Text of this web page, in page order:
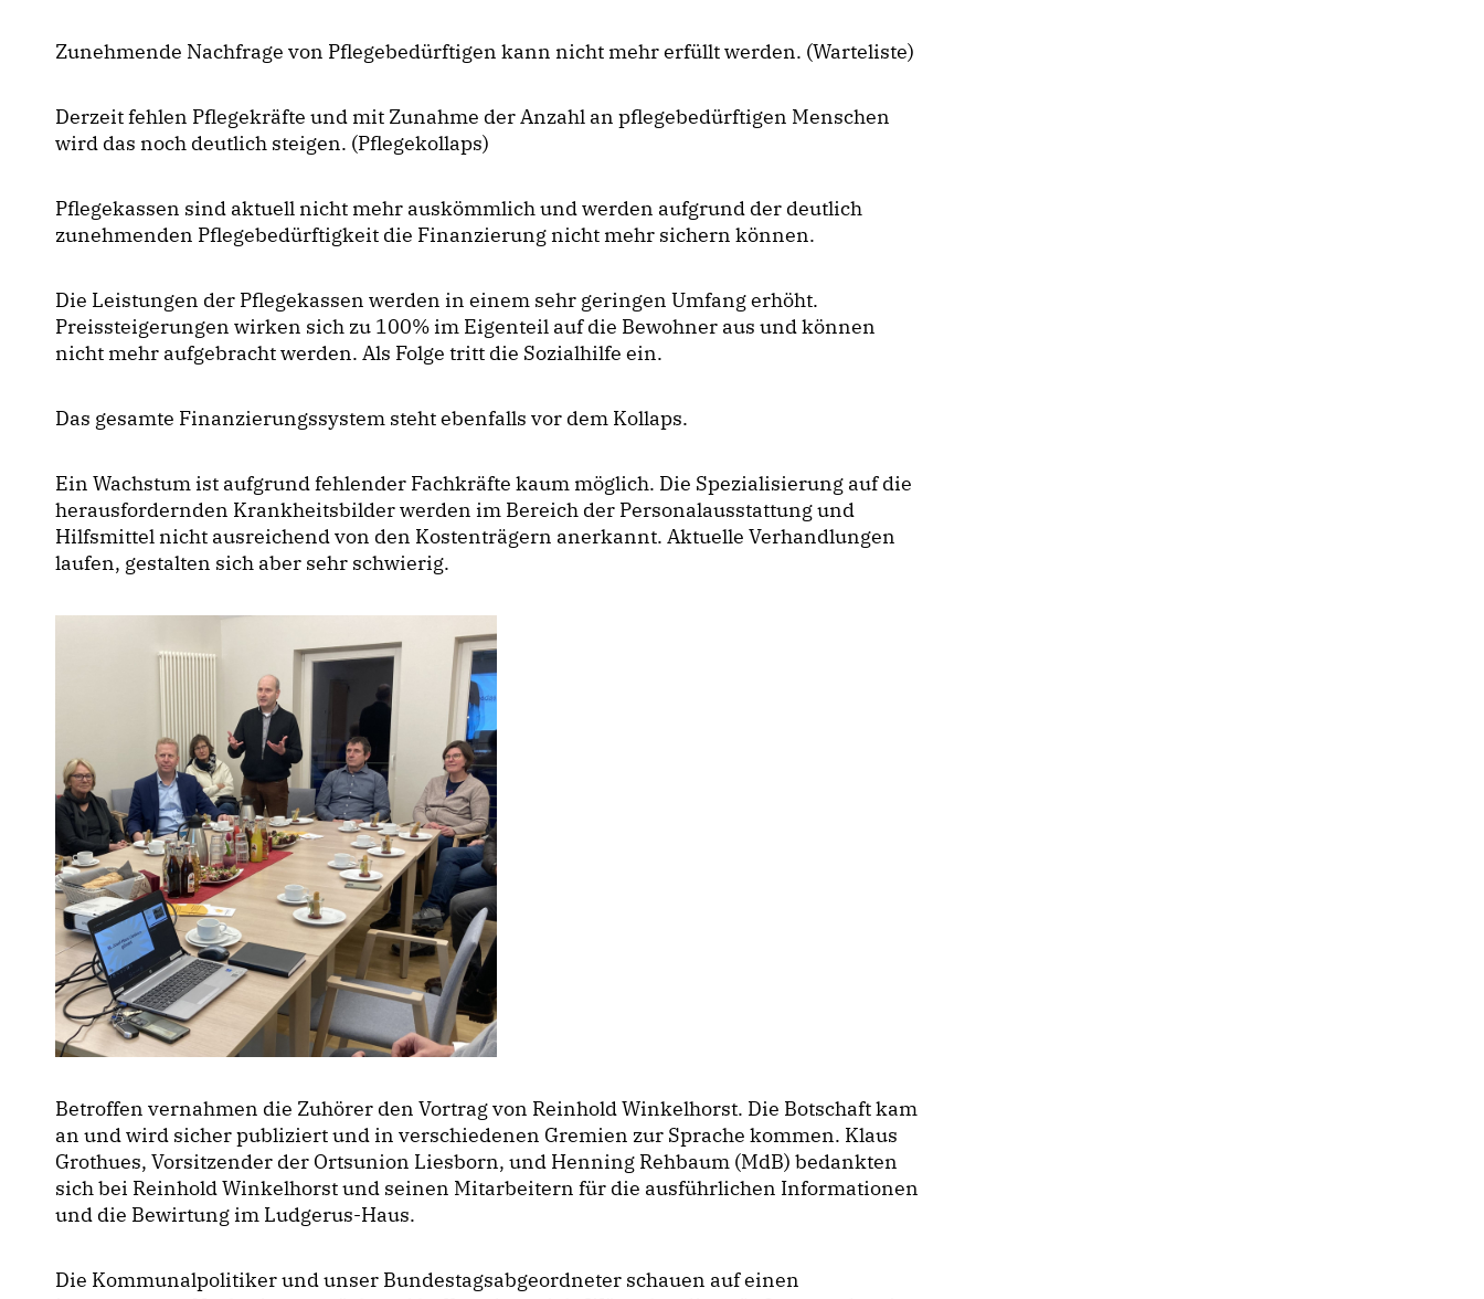
Zunehmende Nachfrage von Pflegebedürftigen kann nicht mehr erfüllt werden. (Warteliste)
Derzeit fehlen Pflegekräfte und mit Zunahme der Anzahl an pflegebedürftigen Menschen
wird das noch deutlich steigen. (Pflegekollaps)
Pflegekassen sind aktuell nicht mehr auskömmlich und werden aufgrund der deutlich
zunehmenden Pflegebedürftigkeit die Finanzierung nicht mehr sichern können.
Die Leistungen der Pflegekassen werden in einem sehr geringen Umfang erhöht.
Preissteigerungen wirken sich zu 100% im Eigenteil auf die Bewohner aus und können
nicht mehr aufgebracht werden. Als Folge tritt die Sozialhilfe ein.
Das gesamte Finanzierungssystem steht ebenfalls vor dem Kollaps.
Ein Wachstum ist aufgrund fehlender Fachkräfte kaum möglich. Die Spezialisierung auf die
herausfordernden Krankheitsbilder werden im Bereich der Personalausstattung und
Hilfsmittel nicht ausreichend von den Kostenträgern anerkannt. Aktuelle Verhandlungen
laufen, gestalten sich aber sehr schwierig.
Betroffen vernahmen die Zuhörer den Vortrag von Reinhold Winkelhorst. Die Botschaft kam
an und wird sicher publiziert und in verschiedenen Gremien zur Sprache kommen. Klaus
Grothues, Vorsitzender der Ortsunion Liesborn, und Henning Rehbaum (MdB) bedankten
sich bei Reinhold Winkelhorst und seinen Mitarbeitern für die ausführlichen Informationen
und die Bewirtung im Ludgerus-Haus.
Die Kommunalpolitiker und unser Bundestagsabgeordneter schauen auf einen